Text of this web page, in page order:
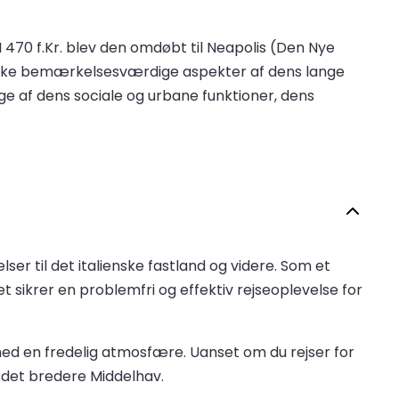
f.Kr. blev den omdøbt til Neapolis (Den Nye
bemærkelsesværdige aspekter af dens lange
af dens sociale og urbane funktioner, dens
til det italienske fastland og videre. Som et
sikrer en problemfri og effektiv rejseoplevelse for
en fredelig atmosfære. Uanset om du rejser for
bredere Middelhav.